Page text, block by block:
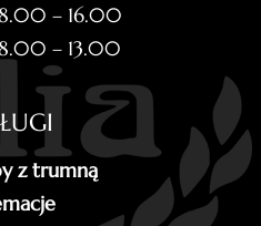
– 16.00
– 13.00
z trumną